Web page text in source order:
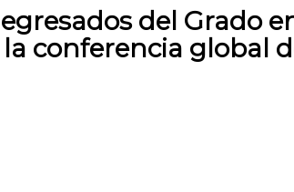
del Grado
conferencia global